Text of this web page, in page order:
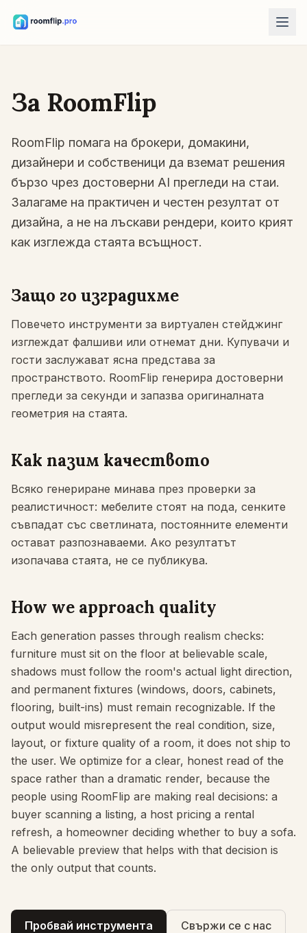
Качете стая и създайте стилова посока.
Същата стая и мебели, по-добри разпределения.
Пробвайте мебели в стаята
Вижте диван, стол или маса преди покупка.
Безплатни инструменти
Калкулатор за площ на стая
Намерете начален размер на килим за стаята.
Проверете проходите преди покупка на диван или маса.
Малки пространства
Галерия
Цени
Български
За RoomFlip
RoomFlip помага на брокери, домакини,
дизайнери и собственици да вземат решения
бързо чрез достоверни AI прегледи на стаи.
Залагаме на практичен и честен резултат от
дизайна, а не на лъскави рендери, които крият
как изглежда стаята всъщност.
Защо го изградихме
Повечето инструменти за виртуален стейджинг
изглеждат фалшиви или отнемат дни. Купувачи и
гости заслужават ясна представа за
пространството. RoomFlip генерира достоверни
прегледи за секунди и запазва оригиналната
геометрия на стаята.
Как пазим качеството
Всяко генериране минава през проверки за
реалистичност: мебелите стоят на пода, сенките
съвпадат със светлината, постоянните елементи
остават разпознаваеми. Ако резултатът
изопачава стаята, не се публикува.
How we approach quality
Each generation passes through realism checks:
furniture must sit on the floor at believable scale,
shadows must follow the room's actual light direction,
and permanent fixtures (windows, doors, cabinets,
flooring, built-ins) must remain recognizable. If the
output would misrepresent the real condition, size,
layout, or fixture quality of a room, it does not ship to
the user. We optimize for a clear, honest read of the
space rather than a dramatic render, because the
people using RoomFlip are making real decisions: a
buyer scanning a listing, a host pricing a rental
refresh, a homeowner deciding whether to buy a sofa.
A believable preview that helps with that decision is
the only output that counts.
Пробвай инструмента Свържи се с нас